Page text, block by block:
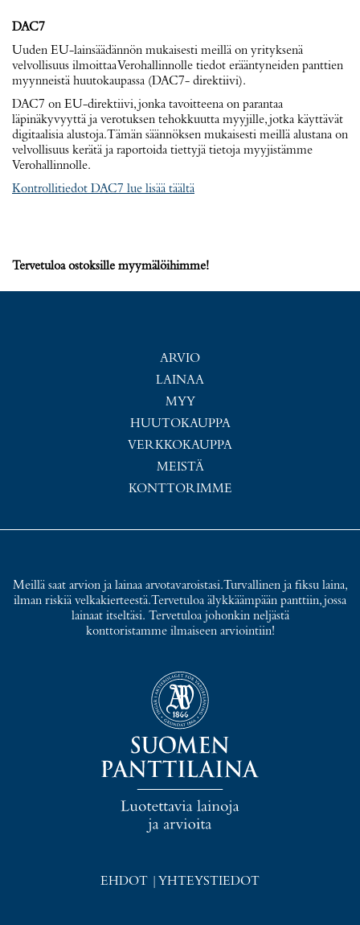
DAC7
Uuden EU-lainsäädännön mukaisesti meillä on yrityksenä
velvollisuus ilmoittaa Verohallinnolle tiedot erääntyneiden panttien
myynneistä huutokaupassa (DAC7- direktiivi).
DAC7 on EU-direktiivi, jonka tavoitteena on parantaa
läpinäkyvyyttä ja verotuksen tehokkuutta myyjille, jotka käyttävät
digitaalisia alustoja. Tämän säännöksen mukaisesti meillä alustana on
velvollisuus kerätä ja raportoida tiettyjä tietoja myyjistämme
Verohallinnolle.
Kontrollitiedot DAC7 lue lisää täältä
Tervetuloa ostoksille myymälöihimme!
ARVIO
LAINAA
MYY
HUUTOKAUPPA
VERKKOKAUPPA
MEISTÄ
KONTTORIMME
Meillä saat arvion ja lainaa arvotavaroistasi. Turvallinen ja fiksu laina,
ilman riskiä velkakierteestä. Tervetuloa älykkäämpään panttiin, jossa
lainaat itseltäsi. Tervetuloa johonkin neljästä
konttoristamme ilmaiseen arviointiin!
EHDOT YHTEYSTIEDOT